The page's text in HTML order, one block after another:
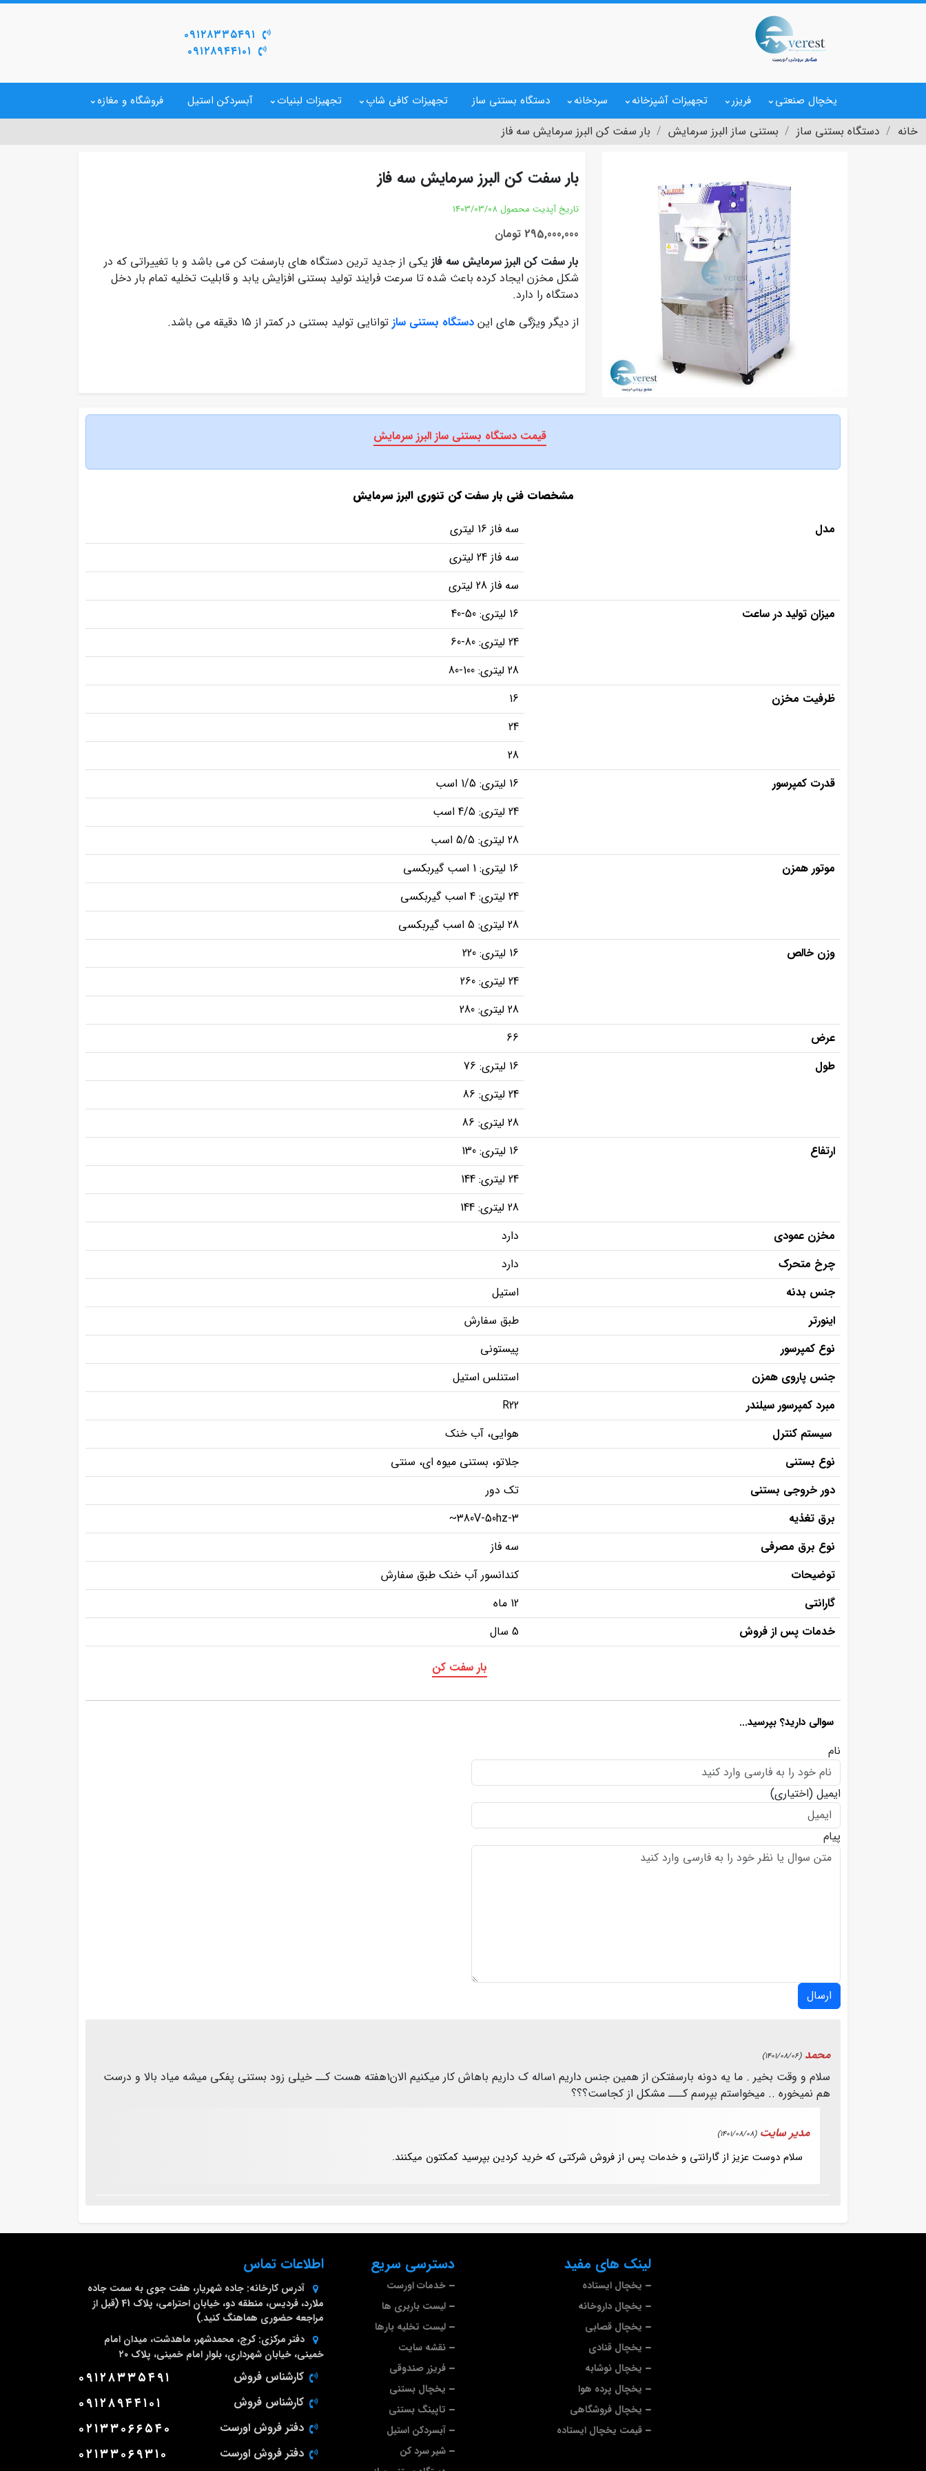
۰۹۱۲۸۳۳۵۴۹۱
۰۹۱۲۸۹۴۴۱۰۱
یخچال صنعتی فریزر تجهیزات آشپزخانه سردخانه دستگاه بستنی ساز تجهیزات کافی شاپ تجهیزات لبنیات آبسردکن استیل فروشگاه و مغازه
خانه دستگاه بستنی ساز بستنی ساز البرز سرمایش بار سفت کن البرز سرمایش سه فاز
بار سفت کن البرز سرمایش سه فاز
تاریخ آپدیت محصول 1403/03/08
295,000,000 تومان
بار سفت کن البرز سرمایش سه فاز یکی از جدید ترین دستگاه های بارسفت کن می باشد و با تغییراتی که در
شکل مخزن ایجاد کرده باعث شده تا سرعت فرایند تولید بستنی افزایش یابد و قابلیت تخلیه تمام بار دخل
دستگاه را دارد.
از دیگر ویژگی های این دستگاه بستنی ساز توانایی تولید بستنی در کمتر از 15 دقیقه می باشد.
قیمت دستگاه بستنی ساز البرز سرمایش
مشخصات فنی بار سفت کن تنوری البرز سرمایش
مدل
سه فاز 16 لیتری
سه فاز 24 لیتری
سه فاز 28 لیتری
میزان تولید در ساعت
16 لیتری: 50-40
24 لیتری: 80-60
28 لیتری: 100-80
ظرفیت مخزن
16
24
28
قدرت کمپرسور
16 لیتری: 1/5 اسب
24 لیتری: 4/5 اسب
28 لیتری: 5/5 اسب
موتور همزن
16 لیتری: 1 اسب گیربکسی
24 لیتری: 4 اسب گیربکسی
28 لیتری: 5 اسب گیربکسی
وزن خالص
16 لیتری: 220
24 لیتری: 260
28 لیتری: 280
عرض
66
طول
16 لیتری: 76
24 لیتری: 86
28 لیتری: 86
ارتفاع
16 لیتری: 130
24 لیتری: 144
28 لیتری: 144
مخزن عمودی
دارد
چرخ متحرک
دارد
جنس بدنه
استیل
اینورتر
طبق سفارش
نوع کمپرسور
پیستونی
جنس پاروی همزن
استنلس استیل
مبرد کمپرسور سیلندر
R22
سیستم کنترل
هوایی، آب خنک
نوع بستنی
جلاتو، بستنی میوه ای، سنتی
دور خروجی بستنی
تک دور
برق تغذیه
380V-50hz-3~
نوع برق مصرفی
سه فاز
توضیحات
کندانسور آب خنک طبق سفارش
گارانتی
12 ماه
خدمات پس از فروش
5 سال
بار سفت کن
سوالی دارید؟ بپرسید...
نام
ایمیل (اختیاری)
پیام
ارسال
محمد (1401/08/06)
سلام و وقت بخیر . ما یه دونه بارسفتکن از همین جنس داریم ۱ساله ک داریم باهاش کار میکنیم الان۱هفته هست کــ خیلی زود بستنی پفکی میشه میاد بالا و درست
هم نمیخوره .. میخواستم بپرسم کـــ مشکل از کجاست؟؟؟
مدیر سایت (1401/08/08)
سلام دوست عزیز از گارانتی و خدمات پس از فروش شرکتی که خرید کردین بپرسید کمکتون میکنند.
لینک های مفید
یخچال ایستاده
یخچال داروخانه
یخچال قصابی
یخچال قنادی
یخچال نوشابه
یخچال پرده هوا
یخچال فروشگاهی
قیمت یخچال ایستاده
دسترسی سریع
خدمات اورست
لیست باربری ها
لیست تخلیه بارها
نقشه سایت
فریزر صندوقی
یخچال بستنی
تاپینگ بستنی
آبسردکن استیل
شیر سرد کن
اطلاعات تماس
آدرس کارخانه: جاده شهریار، هفت جوی به سمت جاده
ملارد، فردیس، منطقه دو، خیابان احترامی، پلاک 41 (قبل از
مراجعه حضوری هماهنگ کنید.)
دفتر مرکزی: کرج، محمدشهر، ماهدشت، میدان امام
خمینی، خیابان شهرداری، بلوار امام خمینی، پلاک ۲۰
کارشناس فروش ۰۹۱۲۸۳۳۵۴۹۱
کارشناس فروش ۰۹۱۲۸۹۴۴۱۰۱
دفتر فروش اورست ۰۲۱۳۳۰۶۶۵۴۰
دفتر فروش اورست ۰۲۱۳۳۰۶۹۳۱۰